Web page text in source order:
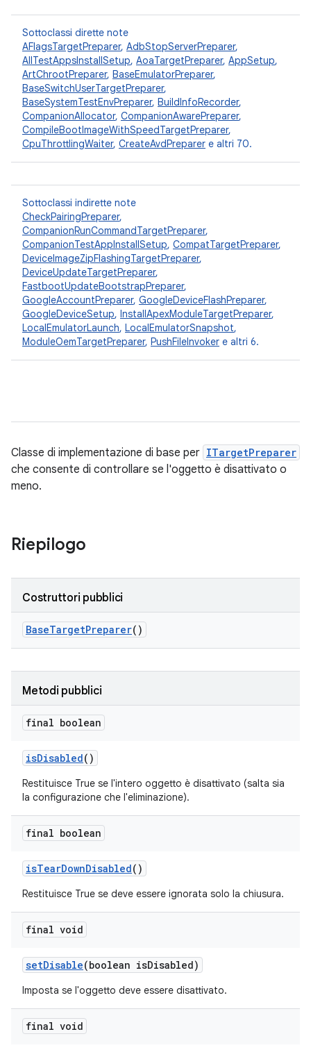
Sottoclassi dirette note
AFlagsTargetPreparer, AdbStopServerPreparer,
AllTestAppsInstallSetup, AoaTargetPreparer, AppSetup,
ArtChrootPreparer, BaseEmulatorPreparer,
BaseSwitchUserTargetPreparer,
BaseSystemTestEnvPreparer, BuildInfoRecorder,
CompanionAllocator, CompanionAwarePreparer,
CompileBootImageWithSpeedTargetPreparer,
CpuThrottlingWaiter, CreateAvdPreparer e altri 70.
Sottoclassi indirette note
CheckPairingPreparer,
CompanionRunCommandTargetPreparer,
CompanionTestAppInstallSetup, CompatTargetPreparer,
DeviceImageZipFlashingTargetPreparer,
DeviceUpdateTargetPreparer,
FastbootUpdateBootstrapPreparer,
GoogleAccountPreparer, GoogleDeviceFlashPreparer,
GoogleDeviceSetup, InstallApexModuleTargetPreparer,
LocalEmulatorLaunch, LocalEmulatorSnapshot,
ModuleOemTargetPreparer, PushFileInvoker e altri 6.
Classe di implementazione di base per ITargetPreparer
che consente di controllare se l'oggetto è disattivato o
meno.
Riepilogo
Costruttori pubblici
BaseTargetPreparer()
Metodi pubblici
final boolean
isDisabled()
Restituisce True se l'intero oggetto è disattivato (salta sia
la configurazione che l'eliminazione).
final boolean
isTearDownDisabled()
Restituisce True se deve essere ignorata solo la chiusura.
final void
setDisable(boolean isDisabled)
Imposta se l'oggetto deve essere disattivato.
final void